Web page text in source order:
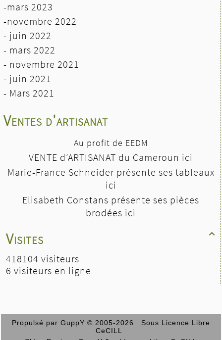
-mars 2023
-novembre 2022
- juin 2022
- mars 2022
- novembre 2021
- juin 2021
- Mars 2021
Ventes d'artisanat
Au profit de EEDM
VENTE d’ARTISANAT du Cameroun ici
Marie-France Schneider présente ses tableaux
ici
Elisabeth Constans présente ses pièces
brodées ici

Visites
418104 visiteurs
6 visiteurs en ligne
Propulsé par GuppY © 2005-2026
Sous Licence Libre
CeCILL